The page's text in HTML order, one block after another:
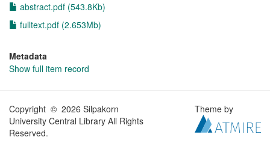
abstract.pdf (543.8Kb)
fulltext.pdf (2.653Mb)
Metadata
Show full item record
Copyright © 2026 Silpakorn
University Central Library All Rights
Reserved.
Theme by